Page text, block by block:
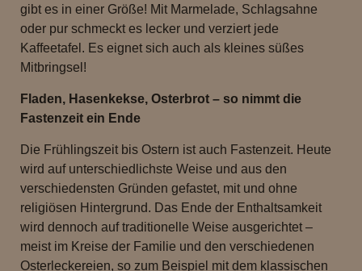
gibt es in einer Größe! Mit Marmelade, Schlagsahne
oder pur schmeckt es lecker und verziert jede
Kaffeetafel. Es eignet sich auch als kleines süßes
Mitbringsel!
Fladen, Hasenkekse, Osterbrot – so nimmt die
Fastenzeit ein Ende
Die Frühlingszeit bis Ostern ist auch Fastenzeit. Heute
wird auf unterschiedlichste Weise und aus den
verschiedensten Gründen gefastet, mit und ohne
religiösen Hintergrund. Das Ende der Enthaltsamkeit
wird dennoch auf traditionelle Weise ausgerichtet –
meist im Kreise der Familie und den verschiedenen
Osterleckereien, so zum Beispiel mit dem klassischen